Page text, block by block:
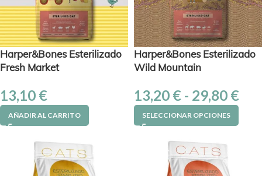
Harper&Bones Esterilizado
Fresh Market
13,10 €
AÑADIR AL CARRITO
Harper&Bones Esterilizado
Wild Mountain
13,20 € - 29,80 €
SELECCIONAR OPCIONES